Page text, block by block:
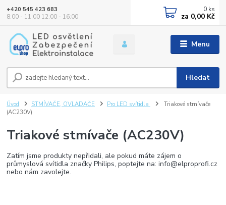
Menu
Hledat
+420 545 423 683
8:00 - 11:00 12:00 - 16:00
0 ks
za 0,00 Kč
Úvod STMÍVAČE, OVLADAČE Pro LED svítidla
Triakové stmívače
(AC230V)
Triakové stmívače (AC230V)
Zatím jsme produkty nepřidali, ale pokud máte zájem o
průmyslová svítidla značky Philips, poptejte na: info@elproprofi.cz
nebo nám zavolejte.